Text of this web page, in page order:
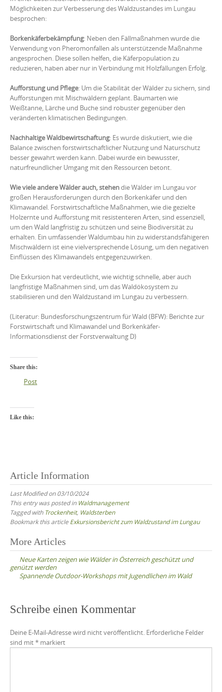
Möglichkeiten zur Verbesserung des Waldzustandes im Lungau
besprochen:
Borkenkäferbekämpfung: Neben den Fällmaßnahmen wurde die
Verwendung von Pheromonfallen als unterstützende Maßnahme
angesprochen. Diese sollen helfen, die Käferpopulation zu
reduzieren, haben aber nur in Verbindung mit Holzfällungen Erfolg.
Aufforstung und Pflege: Um die Stabilität der Wälder zu sichern, sind
Aufforstungen mit Mischwäldern geplant. Baumarten wie
Weißtanne, Lärche und Buche sind robuster gegenüber den
veränderten klimatischen Bedingungen.
Nachhaltige Waldbewirtschaftung: Es wurde diskutiert, wie die
Balance zwischen forstwirtschaftlicher Nutzung und Naturschutz
besser gewahrt werden kann. Dabei wurde ein bewusster,
naturfreundlicher Umgang mit den Ressourcen betont.
Wie viele andere Wälder auch, stehendie Wälder im Lungau vor
großen Herausforderungen durch den Borkenkäfer und den
Klimawandel. Forstwirtschaftliche Maßnahmen, wie die gezielte
Holzernte und Aufforstung mit resistenteren Arten, sind essenziell,
um den Wald langfristig zu schützen und seine Biodiversität zu
erhalten. Ein umfassender Waldumbau hin zu widerstandsfähigeren
Mischwäldern ist eine vielversprechende Lösung, um den negativen
Einflüssen des Klimawandels entgegenzuwirken.
Die Exkursion hat verdeutlicht, wie wichtig schnelle, aber auch
langfristige Maßnahmen sind, um das Waldökosystem zu
stabilisieren und den Waldzustand im Lungau zu verbessern.
(Literatur: Bundesforschungszentrum für Wald (BFW): Berichte zur
Forstwirtschaft und Klimawandel und Borkenkäfer-
Informationsdienst der Forstverwaltung D)
Share this:
Post
Like this:
Article Information
Last Modified on 03/10/2024
This entry was posted in Waldmanagement
Tagged with Trockenheit, Waldsterben
Bookmark this article Exkursionsbericht zum Waldzustand im Lungau
Post
navigation
More Articles
Neue Karten zeigen wie Wälder in Österreich geschützt und
genützt werden
Spannende Outdoor-Workshops mit Jugendlichen im Wald
Schreibe einen Kommentar
Deine E-Mail-Adresse wird nicht veröffentlicht. Erforderliche Felder
sind mit* markiert